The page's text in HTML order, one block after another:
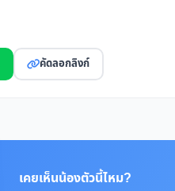
คัดลอกลิงก์
เคยเห็นน้องตัวนี้ไหม?